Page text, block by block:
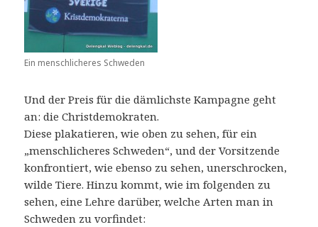
Ein menschlicheres Schweden
Und der Preis für die dämlichste Kampagne geht
an: die Christdemokraten.
Diese plakatieren, wie oben zu sehen, für ein
„menschlicheres Schweden“, und der Vorsitzende
konfrontiert, wie ebenso zu sehen, unerschrocken,
wilde Tiere. Hinzu kommt, wie im folgenden zu
sehen, eine Lehre darüber, welche Arten man in
Schweden zu vorfindet: